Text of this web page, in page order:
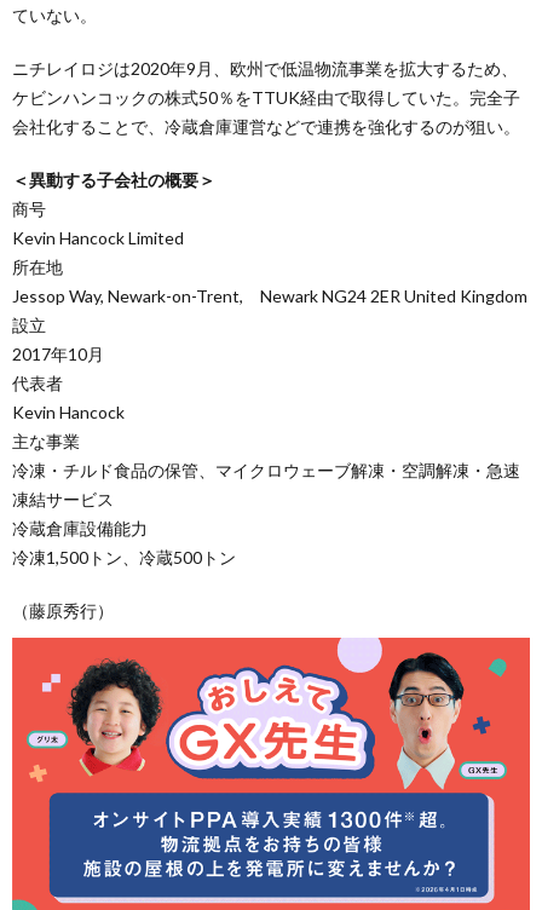
ていない。
ニチレイロジは2020年9月、欧州で低温物流事業を拡大するため、
ケビンハンコックの株式50％をTTUK経由で取得していた。完全子
会社化することで、冷蔵倉庫運営などで連携を強化するのが狙い。
＜異動する子会社の概要＞
商号
Kevin Hancock Limited
所在地
Jessop Way, Newark-on-Trent, Newark NG24 2ER United Kingdom
設立
2017年10月
代表者
Kevin Hancock
主な事業
冷凍・チルド食品の保管、マイクロウェーブ解凍・空調解凍・急速
凍結サービス
冷蔵倉庫設備能力
冷凍1,500トン、冷蔵500トン
（藤原秀行）